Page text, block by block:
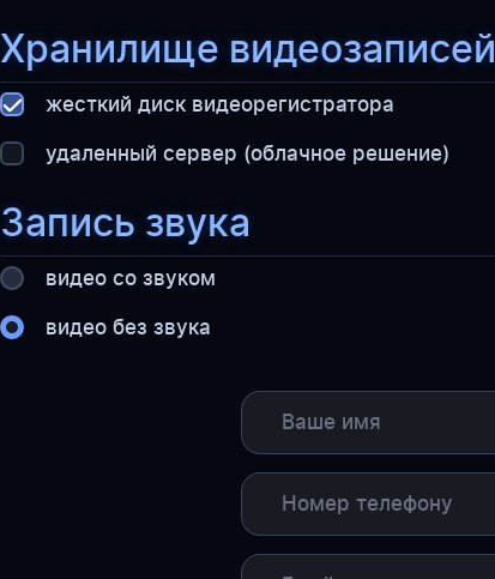
Хранилище видеозаписей
жесткий диск видеорегистратора
удаленный сервер (облачное решение)
Запись звука
видео со звуком
видео без звука